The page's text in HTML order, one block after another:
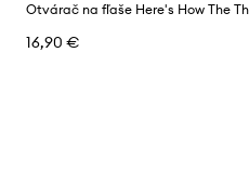
16,90 €